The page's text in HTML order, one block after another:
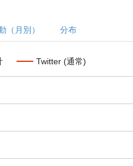
（月別） 分布
Twitter (通常)